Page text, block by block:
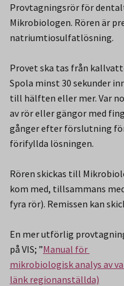
Provtagningsrör för
Mikrobiologen. Rören är
natriumtiosulfatlösning.
Provet ska tas från
Spola minst 30 sekunder
till hälften eller mer. Var
av rör eller gängor med
gånger efter förslutning
förifyllda lösningen.
Rören skickas till
kom med, tillsammans
fyra rör). Remissen kan
En mer utförlig
på VIS; ”Manual för
mikrobiologisk analys av
länk regionanställda)